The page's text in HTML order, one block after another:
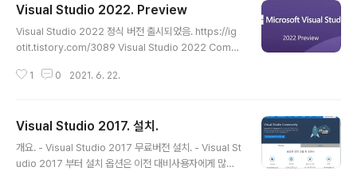
Visual Studio 2022. Preview
Visual Studio 2022 정식 버전 출시되었음. https://ig
otit.tistory.com/3089 Visual Studio 2022 Comm
o 2019 다음 버전. - Visual Studio 의 첫 64비트 기반 I
io를.. igotit.tistory.com ==================
=================== Visual Studio 2022 Pr
eview - Visual Studio 2019 다음 버전. Visual Studi
1 0 2021. 6. 22.
Visual Studio 2017. 설치.
개요. - Visual Studio 2017 무료버전 설치. - Visual St
udio 2017 부터 설치 옵션은 이전 대비사용자에게 많은